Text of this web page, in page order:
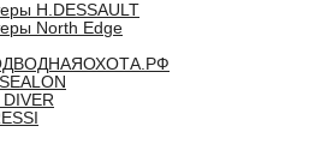
H.DESSAULT
North Edge